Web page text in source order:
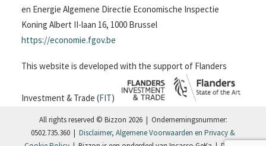
en Energie Algemene Directie Economische Inspectie
Koning Albert II-laan 16, 1000 Brussel
https://economie.fgov.be
This website is developed with the support of Flanders
Investment & Trade (FIT)
All rights reserved © Bizzon 2026 | Ondernemingsnummer:
0502.735.360 | Disclaimer, Algemene Voorwaarden en Privacy &